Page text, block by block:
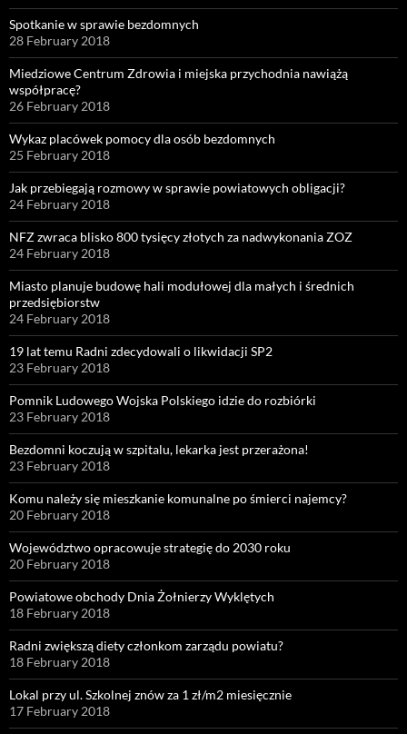
Spotkanie w sprawie bezdomnych
28 February 2018
Miedziowe Centrum Zdrowia i miejska przychodnia nawiążą
współpracę?
26 February 2018
Wykaz placówek pomocy dla osób bezdomnych
25 February 2018
Jak przebiegają rozmowy w sprawie powiatowych obligacji?
24 February 2018
NFZ zwraca blisko 800 tysięcy złotych za nadwykonania ZOZ
24 February 2018
Miasto planuje budowę hali modułowej dla małych i średnich
przedsiębiorstw
24 February 2018
19 lat temu Radni zdecydowali o likwidacji SP2
23 February 2018
Pomnik Ludowego Wojska Polskiego idzie do rozbiórki
23 February 2018
Bezdomni koczują w szpitalu, lekarka jest przerażona!
23 February 2018
Komu należy się mieszkanie komunalne po śmierci najemcy?
20 February 2018
Województwo opracowuje strategię do 2030 roku
20 February 2018
Powiatowe obchody Dnia Żołnierzy Wyklętych
18 February 2018
Radni zwiększą diety członkom zarządu powiatu?
18 February 2018
Lokal przy ul. Szkolnej znów za 1 zł/m2 miesięcznie
17 February 2018